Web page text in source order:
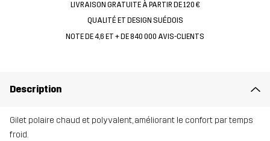
LIVRAISON GRATUITE À PARTIR DE 120 €
QUALITÉ ET DESIGN SUÉDOIS
NOTE DE 4,6 ET + DE 840 000 AVIS-CLIENTS
Description
Gilet polaire chaud et polyvalent, améliorant le confort par temps
froid.